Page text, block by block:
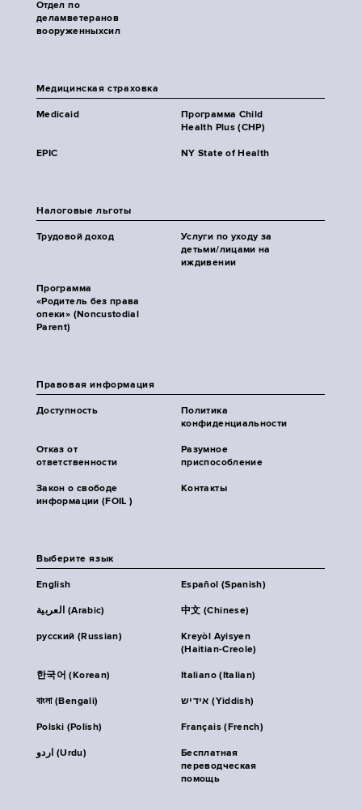
Отдел по
деламветеранов
вооруженныхсил
Медицинская страховка
Medicaid
Программа Child
Health Plus (CHP)
EPIC NY State of Health
Налоговые льготы
Трудовой доход
Услуги по уходу за
детьми/лицами на
иждивении
Программа
«Родитель без права
опеки» (Noncustodial
Parent)
Правовая информация
Доступность
Политика
конфиденциальности
Отказ от
ответственности
Разумное
приспособление
Закон о свободе
информации (FOIL )
Контакты
Выберите язык
English Español (Spanish)
العربية (Arabic) 中文 (Chinese)
русский (Russian)
Kreyòl Ayisyen
(Haitian-Creole)
한국어 (Korean) Italiano (Italian)
বাংলা (Bengali) אידיש (Yiddish)
Polski (Polish) Français (French)
اردو (Urdu)
Бесплатная
переводческая
помощь